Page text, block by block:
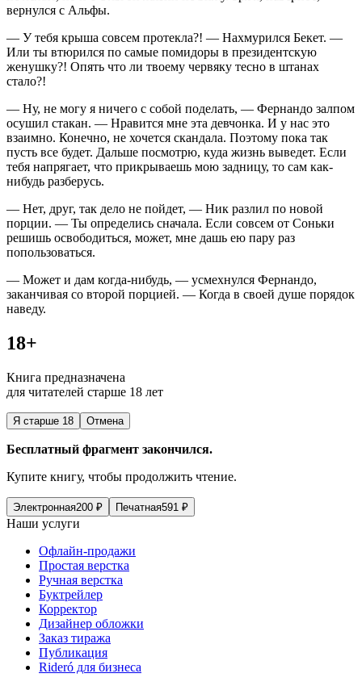
вернулся с Альфы.
— У тебя крыша совсем протекла?! — Нахмурился Бекет. —
Или ты втюрился по самые помидоры в президентскую
женушку?! Опять что ли твоему червяку тесно в штанах
стало?!
— Ну, не могу я ничего с собой поделать, — Фернандо залпом
осушил стакан. — Нравится мне эта девчонка. И у нас это
взаимно. Конечно, не хочется скандала. Поэтому пока так
пусть все будет. Дальше посмотрю, куда жизнь выведет. Если
тебя напрягает, что прикрываешь мою задницу, то сам как-
нибудь разберусь.
— Нет, друг, так дело не пойдет, — Ник разлил по новой
порции. — Ты определись сначала. Если совсем от Соньки
решишь освободиться, может, мне дашь ею пару раз
попользоваться.
— Может и дам когда-нибудь, — усмехнулся Фернандо,
заканчивая со второй порцией. — Когда в своей душе порядок
наведу.
18+
Книга предназначена
для читателей старше 18 лет
Я старше 18 Отмена
Бесплатный фрагмент закончился.
Купите книгу, чтобы продолжить чтение.
Электронная200 ₽ Печатная591 ₽
Наши услуги
Офлайн-продажи
Простая верстка
Ручная верстка
Буктрейлер
Корректор
Дизайнер обложки
Заказ тиража
Публикация
Rideró для бизнеса